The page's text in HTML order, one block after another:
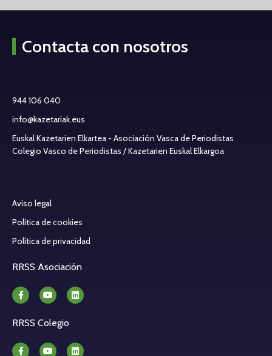
Contacta con nosotros
944 106 040
info@kazetariak.eus
Euskal Kazetarien Elkartea - Asociación Vasca de Periodistas
Colegio Vasco de Periodistas / Kazetarien Euskal Elkargoa
Aviso legal
Política de cookies
Política de privacidad
RRSS Asociación
RRSS Colegio